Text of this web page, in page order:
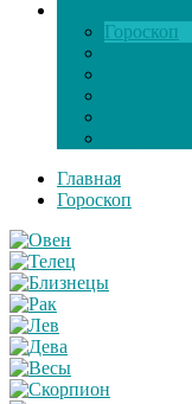
Гороскоп
Главная
Гороскоп